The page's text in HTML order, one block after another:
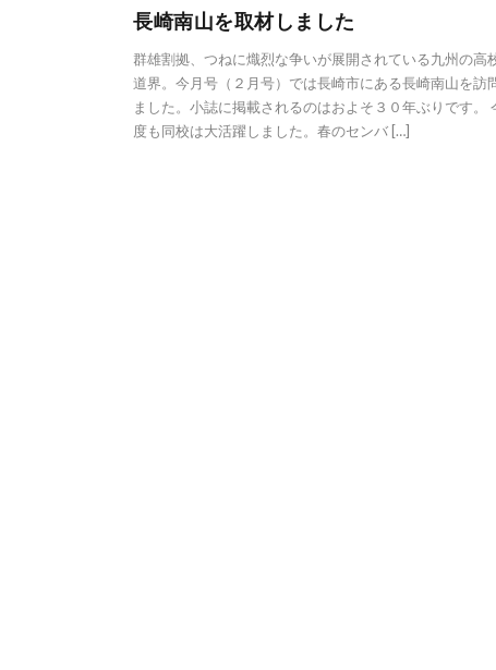
長崎南山を取材しました
群雄割拠、つねに熾烈な争いが展開されている九州の高
道界。今月号（２月号）では長崎市にある長崎南山を訪
ました。小誌に掲載されるのはおよそ３０年ぶりです。
度も同校は大活躍しました。春のセンバ […]